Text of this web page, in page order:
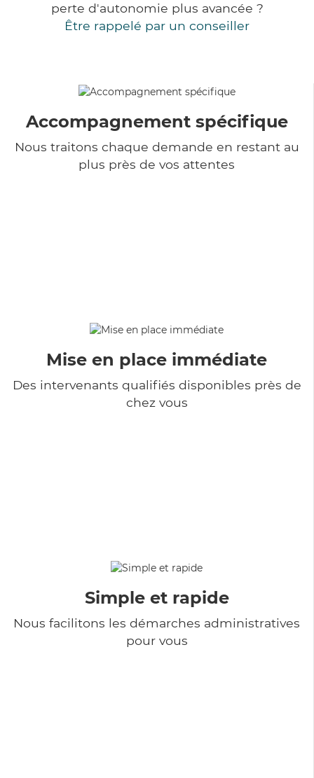
perte d'autonomie plus avancée ?
Être rappelé par un conseiller
Accompagnement spécifique
Nous traitons chaque demande en restant au
plus près de vos attentes
Mise en place immédiate
Des intervenants qualifiés disponibles près de
chez vous
Simple et rapide
Nous facilitons les démarches administratives
pour vous